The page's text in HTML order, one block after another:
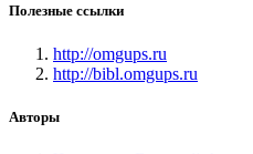
Полезные ссылки
http://omgups.ru
http://bibl.omgups.ru
Авторы